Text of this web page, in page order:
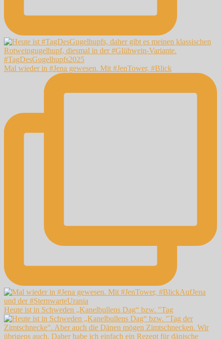
Mal wieder in #Jena gewesen. Mit #JenTower, #Blick
Heute ist in Schweden „Kanelbullens Dag“ bzw. "Tag